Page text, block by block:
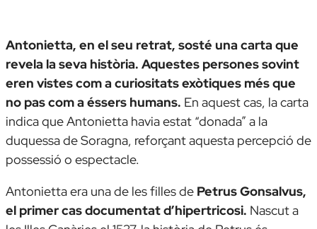
Antonietta, en el seu retrat, sosté una carta que
revela la seva història. Aquestes persones sovint
eren vistes com a curiositats exòtiques més que
no pas com a éssers humans. En aquest cas, la carta
indica que Antonietta havia estat “donada” a la
duquessa de Soragna, reforçant aquesta percepció de
possessió o espectacle.
Antonietta era una de les filles de Petrus Gonsalvus,
el primer cas documentat d’hipertricosi. Nascut a